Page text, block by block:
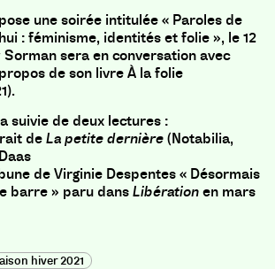
une soirée intitulée « Paroles de
: féminisme, identités et folie », le 12
sera en conversation avec
de son livre À la folie
suivie de deux lectures :
deLa petite dernière(Notabilia,
de Virginie Despentes « Désormais
barre » paru dansLibérationen mars
hiver 2021